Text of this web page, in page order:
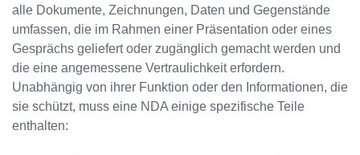
alle Dokumente, Zeichnungen, Daten und Gegenstände
umfassen, die im Rahmen einer Präsentation oder eines
Gesprächs geliefert oder zugänglich gemacht werden und
die eine angemessene Vertraulichkeit erfordern.
Unabhängig von ihrer Funktion oder den Informationen, die
sie schützt, muss eine NDA einige spezifische Teile
enthalten: